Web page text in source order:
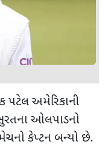
પટેલ અમેરિકાની
સુરતના ઓલપાડનો
કેપ્ટન બન્યો છે.